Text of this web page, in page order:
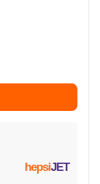
hepsiJET